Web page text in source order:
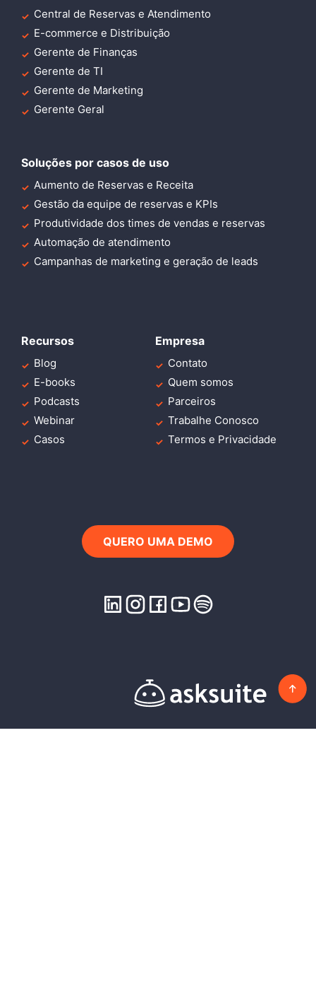
Central de Reservas e Atendimento
E-commerce e Distribuição
Gerente de Finanças
Gerente de TI
Gerente de Marketing
Gerente Geral
Soluções por casos de uso
Aumento de Reservas e Receita
Gestão da equipe de reservas e KPIs
Produtividade dos times de vendas e reservas
Automação de atendimento
Campanhas de marketing e geração de leads
Recursos
Blog
E-books
Podcasts
Webinar
Casos
Empresa
Contato
Quem somos
Parceiros
Trabalhe Conosco
Termos e Privacidade
QUERO UMA DEMO